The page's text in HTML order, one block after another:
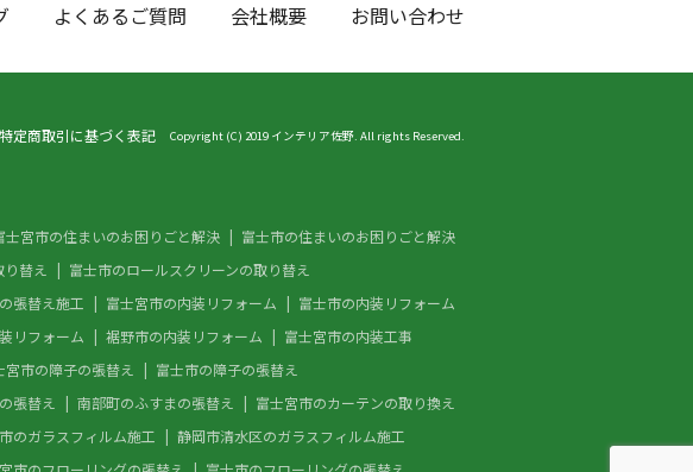
よくあるご質問 会社概要 お問い合わせ
特定商取引に基づく表記 Copyright (C) 2019 インテリア佐野. All rights Reserved.
士宮市の住まいのお困りごと解決
富士市の住まいのお困りごと解決
替え
富士市のロールスクリーンの取り替え
張替え施工 富士宮市の内装リフォーム
富士市の内装リフォーム
リフォーム 裾野市の内装リフォーム
富士宮市の内装工事
宮市の障子の張替え
富士市の障子の張替え
張替え 南部町のふすまの張替え
富士宮市のカーテンの取り換え
のガラスフィルム施工
静岡市清水区のガラスフィルム施工